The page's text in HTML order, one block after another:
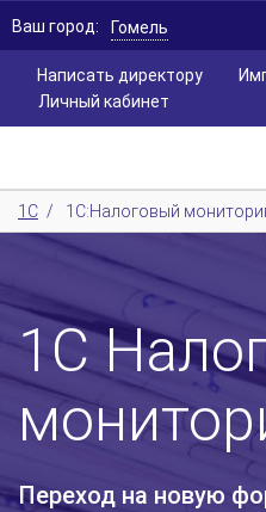
Написать директору
Личный кабинет
Ваш город: Гомель
1С / 1С:Налоговый
1С
Переход на новую